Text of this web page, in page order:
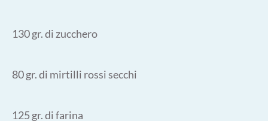
130 gr. di zucchero
80 gr. di mirtilli rossi secchi
125 gr. di farina